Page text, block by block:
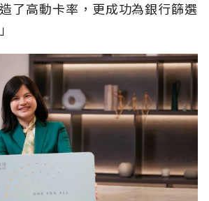
了高動卡率，更成功為銀行篩選